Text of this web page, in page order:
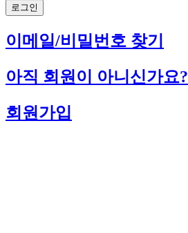
로그인
이메일/비밀번호 찾기
아직 회원이 아니신가요?
회원가입